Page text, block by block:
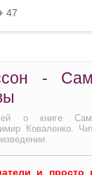
-
о книге
Коваленко.
и просто